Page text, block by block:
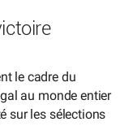
le cadre du
au monde entier
sur les sélections